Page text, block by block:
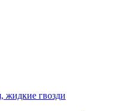
жидкие гвозди